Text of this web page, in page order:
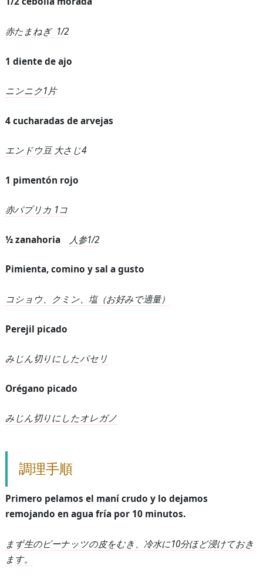
赤たまねぎ1/2
1 diente de ajo
ニンニク1片
4 cucharadas de arvejas
エンドウ豆 大さじ4
1 pimentón rojo
赤パプリカ 1コ
½ zanahoria 人参1/2
Pimienta, comino y sal a gusto
コショウ、クミン、塩（お好みで適量）
Perejil picado
みじん切りにしたパセリ
Orégano picado
みじん切りにしたオレガノ
調理手順
Primero pelamos el maní crudo y lo dejamos
remojando en agua fría por 10 minutos.
まず生のピーナッツの皮をむき、冷水に10分ほど浸けておき
ます。